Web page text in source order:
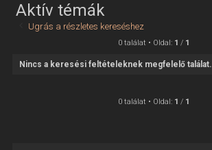
Aktív témák
Ugrás a részletes kereséshez
0 találat • Oldal: 1 / 1
Nincs a keresési feltételeknek megfelelő találat.
0 találat • Oldal: 1 / 1